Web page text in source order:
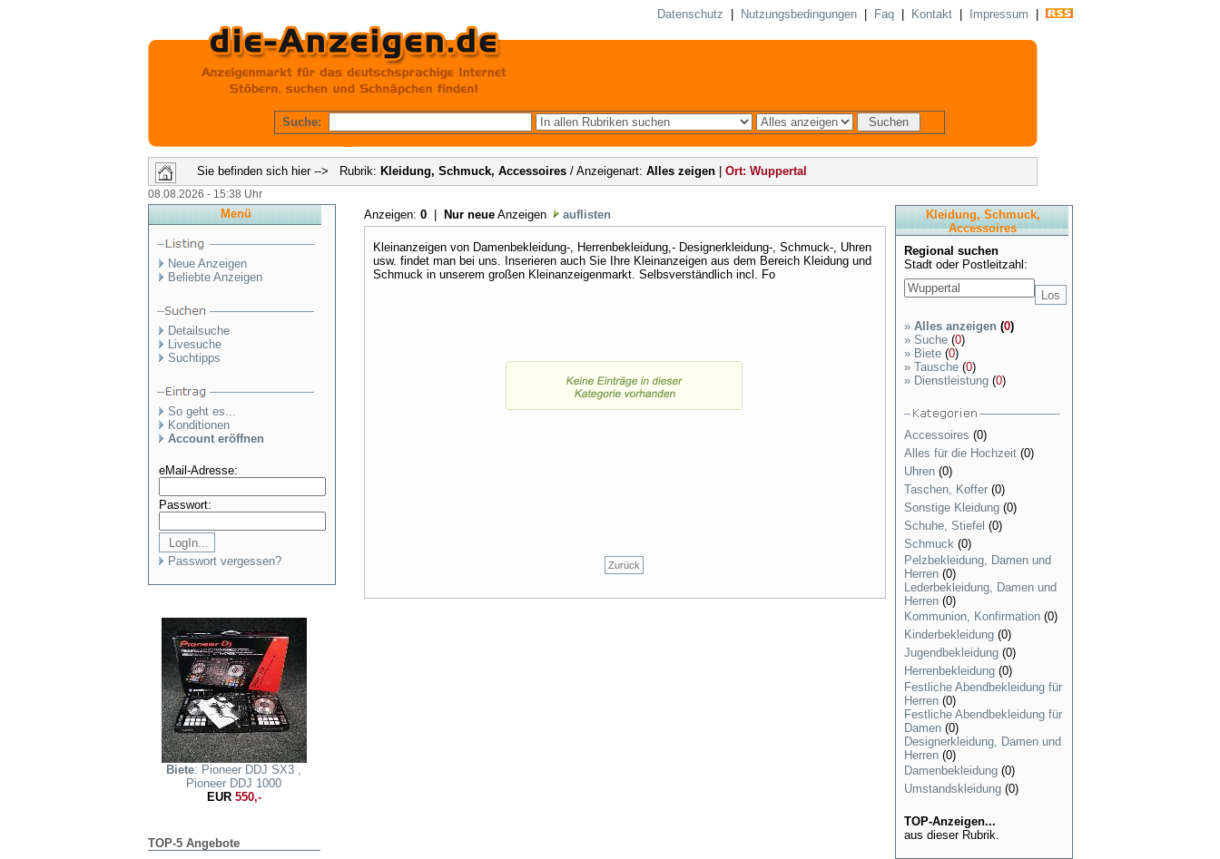
Datenschutz Nutzungsbedingungen| Faq| Kontakt| Impressum
Suche:
Sie befinden sich hier --> Rubrik: Kleidung, Schmuck, Accessoires/ Anzeigenart: Alles zeigen| Ort: Wuppertal
08.08.2026 - 15:38 Uhr
Menü
Neue Anzeigen
Beliebte Anzeigen
Detailsuche
Livesuche
Suchtipps
So geht es...
Konditionen
Account eröffnen
eMail-Adresse:
Passwort:
Passwort vergessen?
Biete: Pioneer DDJ SX3 ,
Pioneer DDJ 1000
EUR550,-
TOP-5 Angebote
Anzeigen: 0| Nur neueAnzeigen auflisten
Kleinanzeigen von Damenbekleidung-, Herrenbekleidung,- Designerkleidung-, Schmuck-, Uhren
usw. findet man bei uns. Inserieren auch Sie Ihre Kleinanzeigen aus dem Bereich Kleidung und
Schmuck in unserem großen Kleinanzeigenmarkt. Selbsverständlich incl. Fo
Zurück
Kleidung, Schmuck,
Accessoires
Regional suchen
Stadt oder Postleitzahl:
» Alles anzeigen (0)
»Suche(0)
»Biete(0)
»Tausche(0)
»Dienstleistung(0)
Accessoires (0)
Alles für die Hochzeit (0)
Uhren (0)
Taschen, Koffer (0)
Sonstige Kleidung (0)
Schuhe, Stiefel (0)
Schmuck (0)
Pelzbekleidung, Damen und
Herren (0)
Lederbekleidung, Damen und
Herren (0)
Kommunion, Konfirmation (0)
Kinderbekleidung (0)
Jugendbekleidung (0)
Herrenbekleidung (0)
Festliche Abendbekleidung für
Herren (0)
Festliche Abendbekleidung für
Damen (0)
Designerkleidung, Damen und
Herren (0)
Damenbekleidung (0)
Umstandskleidung (0)
TOP-Anzeigen...
aus dieser Rubrik.